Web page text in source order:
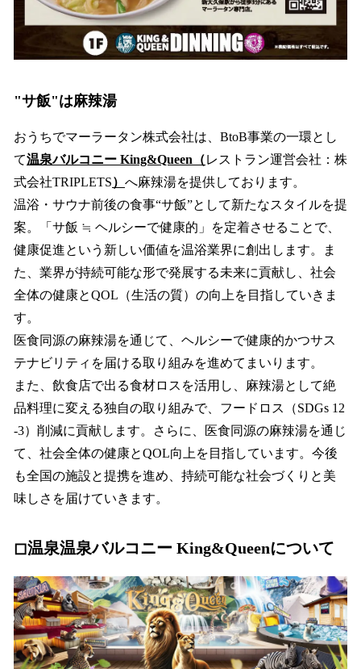
"サ飯"は麻辣湯
おうちでマーラータン株式会社は、BtoB事業の一環とし
て温泉バルコニー King&Queen（レストラン運営会社：株
式会社TRIPLETS） へ麻辣湯を提供しております。
温浴・サウナ前後の食事“サ飯”として新たなスタイルを提
案。「サ飯 ≒ ヘルシーで健康的」を定着させることで、
健康促進という新しい価値を温浴業界に創出します。ま
た、業界が持続可能な形で発展する未来に貢献し、社会
全体の健康とQOL（生活の質）の向上を目指していきま
す。
医食同源の麻辣湯を通じて、ヘルシーで健康的かつサス
テナビリティを届ける取り組みを進めてまいります。
また、飲食店で出る食材ロスを活用し、麻辣湯として絶
品料理に変える独自の取り組みで、フードロス（SDGs 12
-3）削減に貢献します。さらに、医食同源の麻辣湯を通じ
て、社会全体の健康とQOL向上を目指しています。今後
も全国の施設と提携を進め、持続可能な社会づくりと美
味しさを届けていきます。
◻︎温泉温泉バルコニー King&Queenについて